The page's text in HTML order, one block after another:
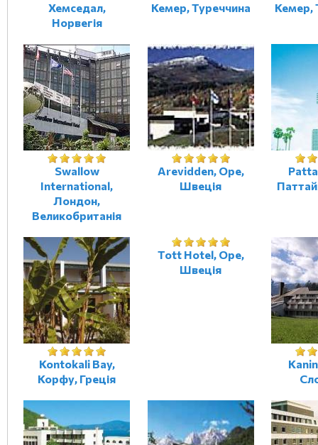
Хемседал,
Норвегія
Кемер, Туреччина
Кемер,
Swallow
International,
Лондон,
Великобританія
Arevidden, Оре,
Швеція
Kontokali Bay,
Корфу, Греція
Tott Hotel, Оре,
Швеція